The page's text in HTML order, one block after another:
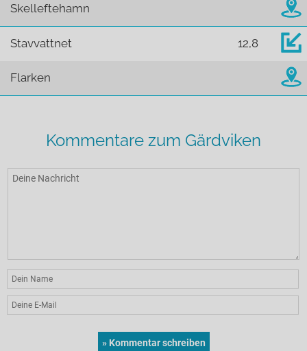
Skelleftehamn
Stavvattnet 12,8
Flarken
Kommentare zum Gärdviken